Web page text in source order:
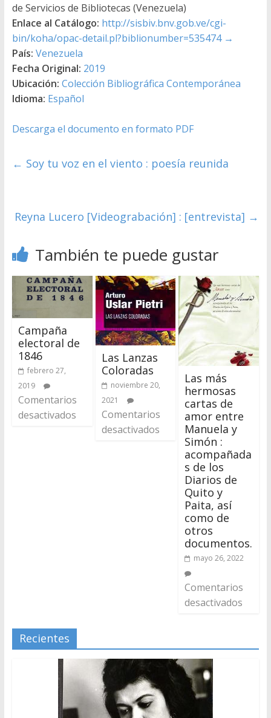
de Servicios de Bibliotecas (Venezuela)
Enlace al Catálogo: http://sisbiv.bnv.gob.ve/cgi-
bin/koha/opac-detail.pl?biblionumber=535474 →
País: Venezuela
Fecha Original: 2019
Ubicación: Colección Bibliográfica Contemporánea
Idioma: Español
Descarga el documento en formato PDF
← Soy tu voz en el viento : poesía reunida
Reyna Lucero [Videograbación] : [entrevista] →
También te puede gustar
Campaña
electoral de
1846
febrero 27,
2019
Comentarios
desactivados
Las Lanzas
Coloradas
noviembre 20,
2021
Comentarios
desactivados
Las más
hermosas
cartas de
amor entre
Manuela y
Simón :
acompañada
s de los
Diarios de
Quito y
Paita, así
como de
otros
documentos.
mayo 26, 2022
Comentarios
desactivados
Recientes